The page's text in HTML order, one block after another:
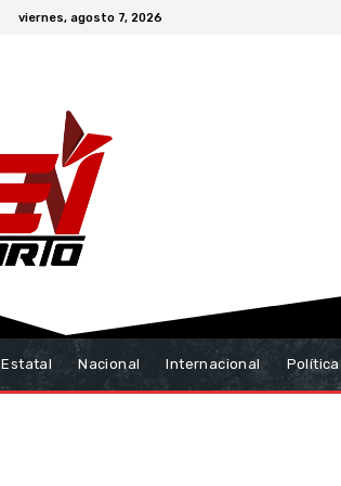
viernes, agosto 7, 2026
Estatal Nacional Internacional Política